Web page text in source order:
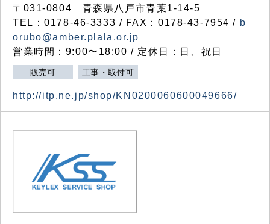
〒031-0804 青森県八戸市青葉1-14-5
TEL：0178-46-3333 / FAX：0178-43-7954 / b
orubo@amber.plala.or.jp
営業時間：9:00〜18:00 / 定休日：日、祝日
販売可 工事・取付可
http://itp.ne.jp/shop/KN0200060600049666/